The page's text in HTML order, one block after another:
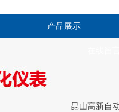
产品展示
昆山高新自